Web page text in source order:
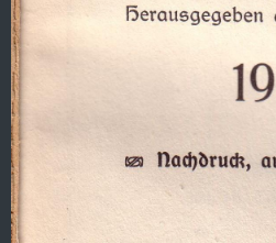
Herausgegeben
nachdruck,